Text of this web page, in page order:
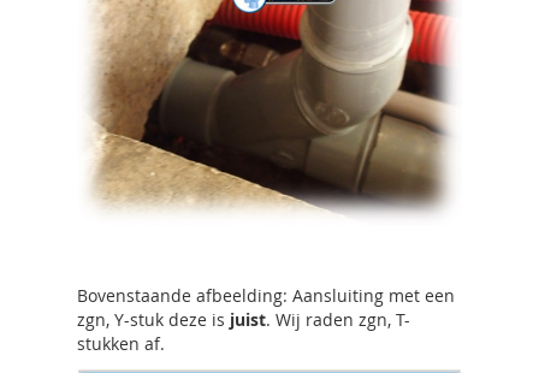
Bovenstaande afbeelding: Aansluiting met een
zgn, Y-stuk deze is juist. Wij raden zgn, T-
stukken af.